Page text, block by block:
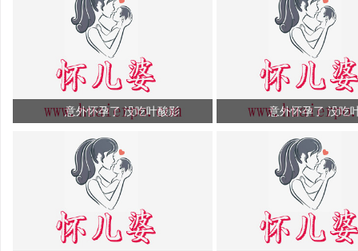
意外怀孕了 没吃叶酸影 意外怀孕了 没吃